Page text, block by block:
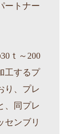
ートナー
ｔ～200
工するプ
り、プレ
、同プレ
センブリ